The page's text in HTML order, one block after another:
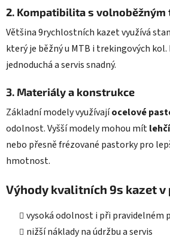
2. Kompatibilita s volnoběžným
Většina 9rychlostních kazet využívá
který je běžný u MTB i trekingových
jednoduchá a servis snadný.
3. Materiály a konstrukce
Základní modely využívajíocelové
odolnost. Vyšší modely mohou mít
nebo přesně frézované pastorky pro
hmotnost.
Výhody kvalitních 9s kazet v
vysoká odolnost i při pravidelném
nižší náklady na údržbu a servis